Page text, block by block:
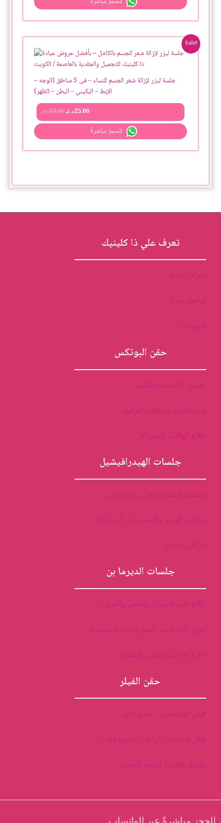
Sale!
جلسة ليزر لإزالة شعر الجسم للنساء – فى 5 مناطق (الوجه –
الإبط – البكيني – البطن – الظهر)
30.00د.ك
Original
price
was:
30.00د.ك.
25.00د.ك
Current
price
is:
25.00د.ك.
للحجز مباشرةً
تعرف علي ذا كلينيك
حقن البوتكس
جلسات الهيدرافيشيل
جلسات الديرما بن
حقن الفيلر
للحجز مباشرةً عبر الواتساب